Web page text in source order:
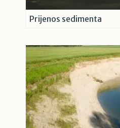
Prijenos sedimenta